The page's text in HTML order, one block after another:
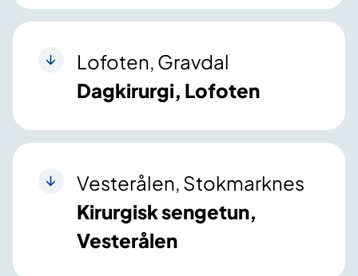
Lofoten, Gravdal
Dagkirurgi, Lofoten
Vesterålen, Stokmarknes
Kirurgisk sengetun,
Vesterålen